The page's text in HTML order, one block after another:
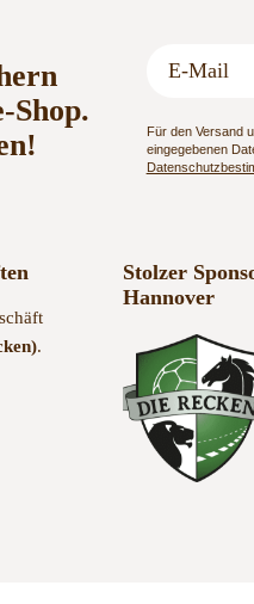
Shop.
Für den Versand
eingegebenen
.
Stolzer
Hannover